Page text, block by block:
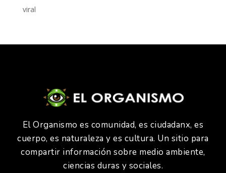
viral
El Organismo es comunidad, es ciudadanx, es
cuerpo, es naturaleza y es cultura. Un sitio para
compartir información sobre medio ambiente,
ciencias duras y sociales.